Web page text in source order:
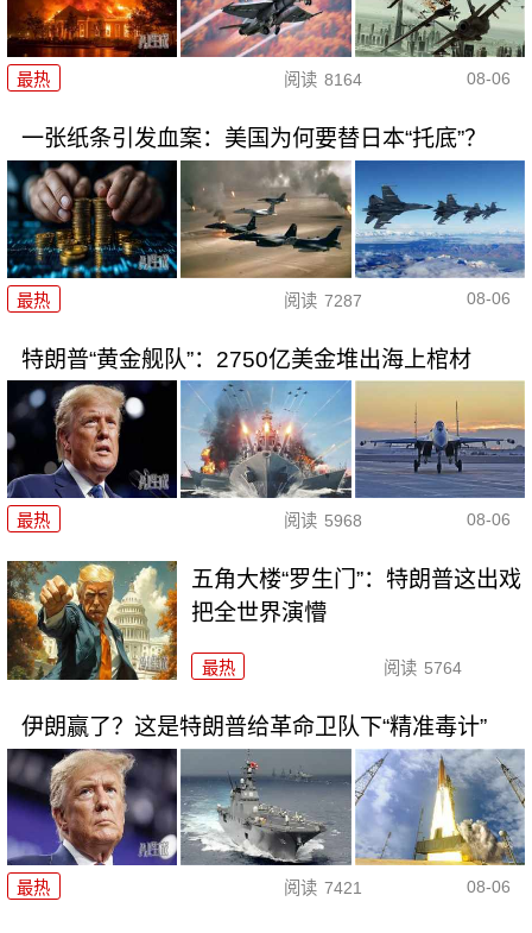
最热 阅读 8164 08-06
一张纸条引发血案：美国为何要替日本“托底”？
最热 阅读 7287 08-06
特朗普“黄金舰队”：2750亿美金堆出海上棺材
最热 阅读 5968 08-06
五角大楼“罗生门”：特朗普这出戏
把全世界演懵
最热 阅读 5764
伊朗赢了？这是特朗普给革命卫队下“精准毒计”
最热 阅读 7421 08-06